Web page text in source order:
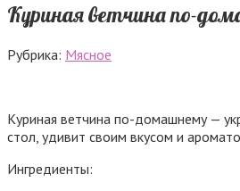
Куриная ветчина по-
Рубрика: Мясное
Куриная ветчина по-домашнему —
стол, удивит своим вкусом и
Ингредиенты: